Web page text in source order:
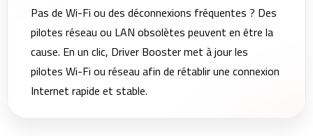
Pas de Wi-Fi ou des déconnexions fréquentes ? Des
pilotes réseau ou LAN obsolètes peuvent en être la
cause. En un clic, Driver Booster met à jour les
pilotes Wi-Fi ou réseau afin de rétablir une connexion
Internet rapide et stable.